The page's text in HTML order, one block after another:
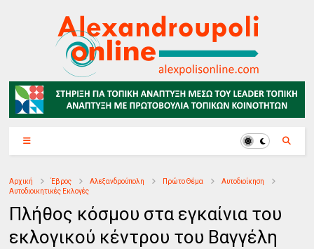
Αρχική Έβρος Αλεξανδρούπολη Πρώτο Θέμα
Αυτοδιοίκηση
Αυτοδιοικητικές Εκλογές
Πλήθος κόσμου στα εγκαίνια του
εκλογικού κέντρου του Βαγγέλη